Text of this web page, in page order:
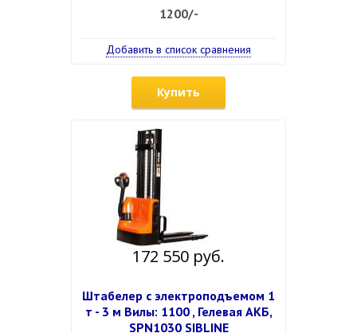
1200/-
Добавить в список сравнения
Купить
172 550 руб.
Штабелер с электроподъемом 1
т - 3 м Вилы: 1100 , Гелевая АКБ,
SPN1030 SIBLINE